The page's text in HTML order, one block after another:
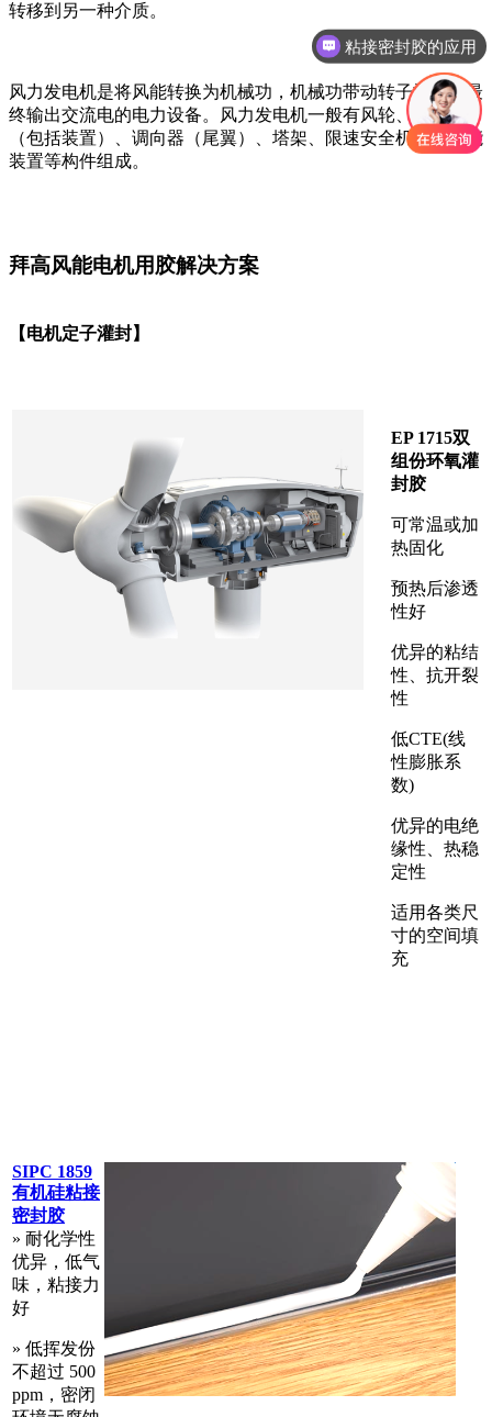
转移到另一种介质。
风力发电机是将风能转换为机械功，机械功带动转子旋转，最
终输出交流电的电力设备。风力发电机一般有风轮、发电机
（包括装置）、调向器（尾翼）、塔架、限速安全机构和储能
装置等构件组成。
拜高风能电机用胶解决方案
【电机定子灌封】
EP 1715双
组份环氧灌
封胶
可常温或加
热固化
预热后渗透
性好
优异的粘结
性、抗开裂
性
低CTE(线
性膨胀系
数)
优异的电绝
缘性、热稳
定性
适用各类尺
寸的空间填
充
SIPC 1859
有机硅粘接
密封胶
» 耐化学性
优异，低气
味，粘接力
好
» 低挥发份
不超过 500
ppm，密闭
粘接密封胶的应用